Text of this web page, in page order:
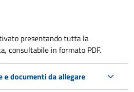
presentando tutta la
consultabile in formato PDF.
e documenti da allegare